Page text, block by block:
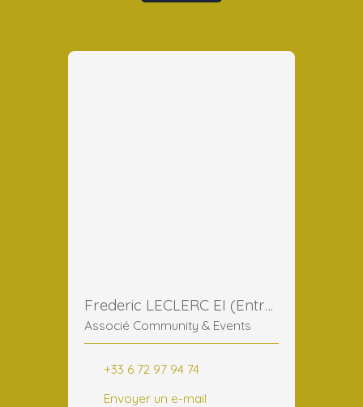
Frederic LECLERC EI (Entreprise Individuelle)
Associé Community & Events
+33 6 72 97 94 74
Envoyer un e-mail